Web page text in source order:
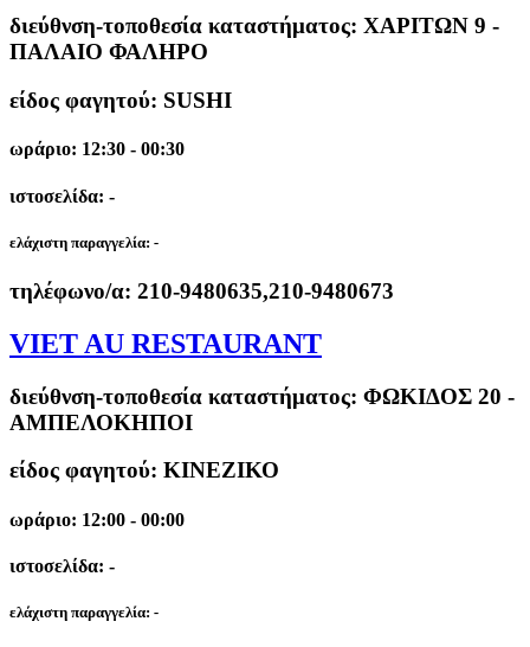
διεύθνση-τοποθεσία καταστήματος: ΧΑΡΙΤΩΝ 9 -
ΠΑΛΑΙΟ ΦΑΛΗΡΟ
είδος φαγητού: SUSHI
ωράριο: 12:30 - 00:30
ιστοσελίδα: -
ελάχιστη παραγγελία: -
τηλέφωνο/α: 210-9480635,210-9480673
VIET AU RESTAURANT
διεύθνση-τοποθεσία καταστήματος: ΦΩΚΙΔΟΣ 20 -
ΑΜΠΕΛΟΚΗΠΟΙ
είδος φαγητού: ΚΙΝΕΖΙΚΟ
ωράριο: 12:00 - 00:00
ιστοσελίδα: -
ελάχιστη παραγγελία: -